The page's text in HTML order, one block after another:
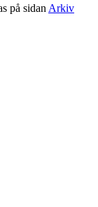
på sidan Arkiv